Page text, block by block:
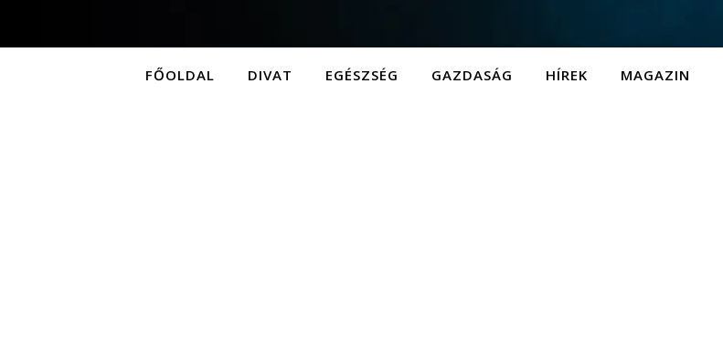
FŐOLDAL DIVAT EGÉSZSÉG GAZDASÁG HÍREK MAGAZIN